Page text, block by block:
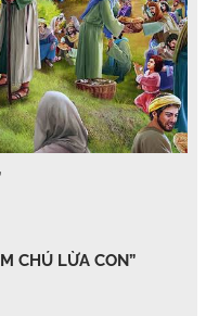
CHÚ LỪA CON”